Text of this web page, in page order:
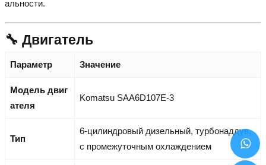
альности.
🔧 Двигатель
Параметр Значение
Модель двиг
ателя
Komatsu SAA6D107E-3
Тип
6-цилиндровый дизельный, турбонаддув,
с промежуточным охлаждением